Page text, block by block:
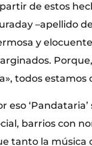
de estos
–apellido
y
todos
eso
barrios con
tanto la música